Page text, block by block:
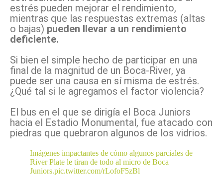
estrés pueden mejorar el rendimiento,
mientras que las respuestas extremas (altas
o bajas) pueden llevar a un rendimiento
deficiente.
Si bien el simple hecho de participar en una
final de la magnitud de un Boca-River, ya
puede ser una causa en sí misma de estrés.
¿Qué tal si le agregamos el factor violencia?
El bus en el que se dirigía el Boca Juniors
hacia el Estadio Monumental, fue atacado con
piedras que quebraron algunos de los vidrios.
Imágenes impactantes de cómo algunos parciales de
River Plate le tiran de todo al micro de Boca
Juniors.pic.twitter.com/rLofoF5zBl